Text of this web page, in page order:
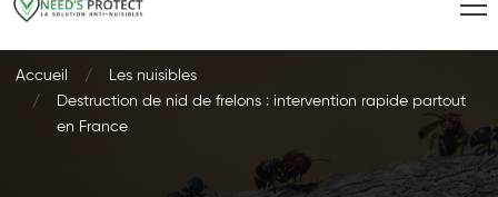
Accueil
Les nuisibles
Destruction de nid de frelons : intervention rapide partout
en France